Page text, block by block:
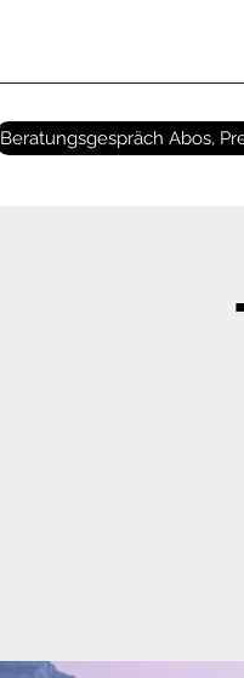
Beratungsgespräch Abos,